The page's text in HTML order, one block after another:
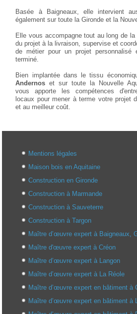
Basée à Baigneaux, elle intervient
également sur toute la Gironde et la
Elle vous accompagne tout au long de
du projet à la livraison, supervise et
de métier pour un projet
terminé.
Bien implantée dans le tissu
Andernos et sur toute la Nouvelle
vous apporte les compétences
locaux pour mener à terme votre projet
et au meilleur coût.
Mentions légales
Maison bois en Aquitaine
Construction en Gironde
Construction à Marmande
Construction à Sauveterre
Construction à Targon
Maître d’œuvre expert à Baigneaux,
Maître d'œuvre expert à Créon
Maître d’œuvre expert à Langon
Maître d’œuvre expert à La Réole
Maître d’œuvre expert en bâtiment à
Maître d’œuvre expert en bâtiment à